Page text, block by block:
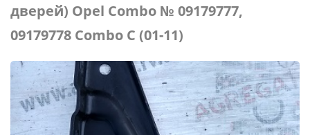
дверей) Opel Combo № 09179777,
09179778 Combo C (01-11)